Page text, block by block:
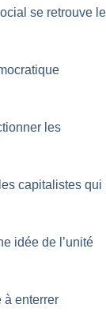
se retrouve le
les
capitalistes qui
idée de l’unité
à enterrer